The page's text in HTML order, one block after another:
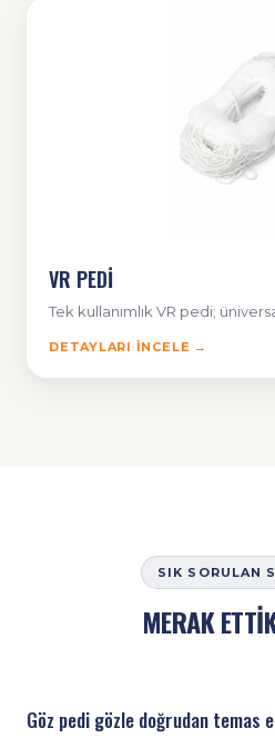
VR PEDİ
Tek kullanımlık VR pedi;
DETAYLARI İNCELE →
SIK SORULAN
MERAK
Göz pedi gözle doğrudan temas